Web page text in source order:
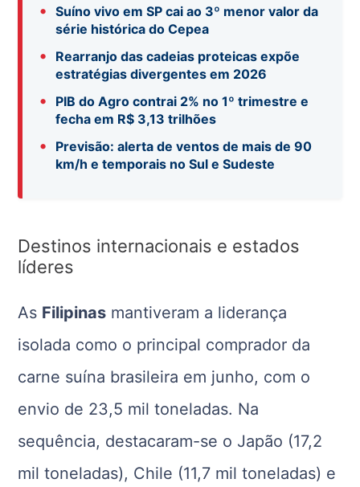
•
Suíno vivo em SP cai ao 3º menor valor da
série histórica do Cepea
•
Rearranjo das cadeias proteicas expõe
estratégias divergentes em 2026
•
PIB do Agro contrai 2% no 1º trimestre e
fecha em R$ 3,13 trilhões
•
Previsão: alerta de ventos de mais de 90
km/h e temporais no Sul e Sudeste
Destinos internacionais e estados
líderes
As Filipinas mantiveram a liderança
isolada como o principal comprador da
carne suína brasileira em junho, com o
envio de 23,5 mil toneladas. Na
sequência, destacaram-se o Japão (17,2
mil toneladas), Chile (11,7 mil toneladas) e